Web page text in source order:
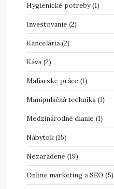
Hygienické potreby(1)
Investovanie (2)
Kancelária (2)
Káva (2)
Maliarske práce (1)
Manipulačná technika (1)
Medzinárodné dianie (1)
Nábytok (15)
Nezaradené (19)
Online marketing a SEO (5)